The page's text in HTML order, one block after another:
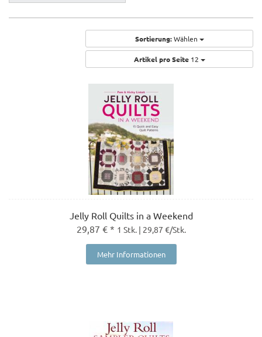
Sortierung: Wählen
Artikel pro Seite 12
Jelly Roll Quilts in a Weekend
29,87 € * 1 Stk. | 29,87 €/Stk.
Mehr Informationen